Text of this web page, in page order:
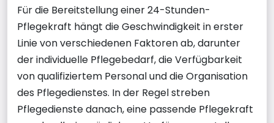
Für die Bereitstellung einer 24-Stunden-
Pflegekraft hängt die Geschwindigkeit in erster
Linie von verschiedenen Faktoren ab, darunter
der individuelle Pflegebedarf, die Verfügbarkeit
von qualifiziertem Personal und die Organisation
des Pflegedienstes. In der Regel streben
Pflegedienste danach, eine passende Pflegekraft